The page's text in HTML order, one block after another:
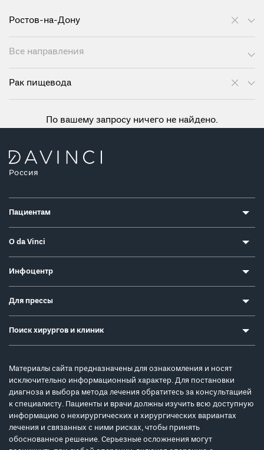
Ростов-на-Дону
Все направления
Рак пищевода
По вашему запросу ничего не найдено.
Россия
Пациентам
О da Vinci
Инфоцентр
Для прессы
Поиск хирургов и клиник
Материалы сайта предназначены для ознакомления и носят
исключительно информационный характер. Для постановки
диагноза и выбора метода лечения обратитесь за консультацией
к специалисту. Пациенты и врачи должны изучить всю доступную
информацию о нехирургических и хирургических вариантах
лечения и связанных с ними рисках, чтобы принять
обоснованное решение. Серьезные осложнения могут